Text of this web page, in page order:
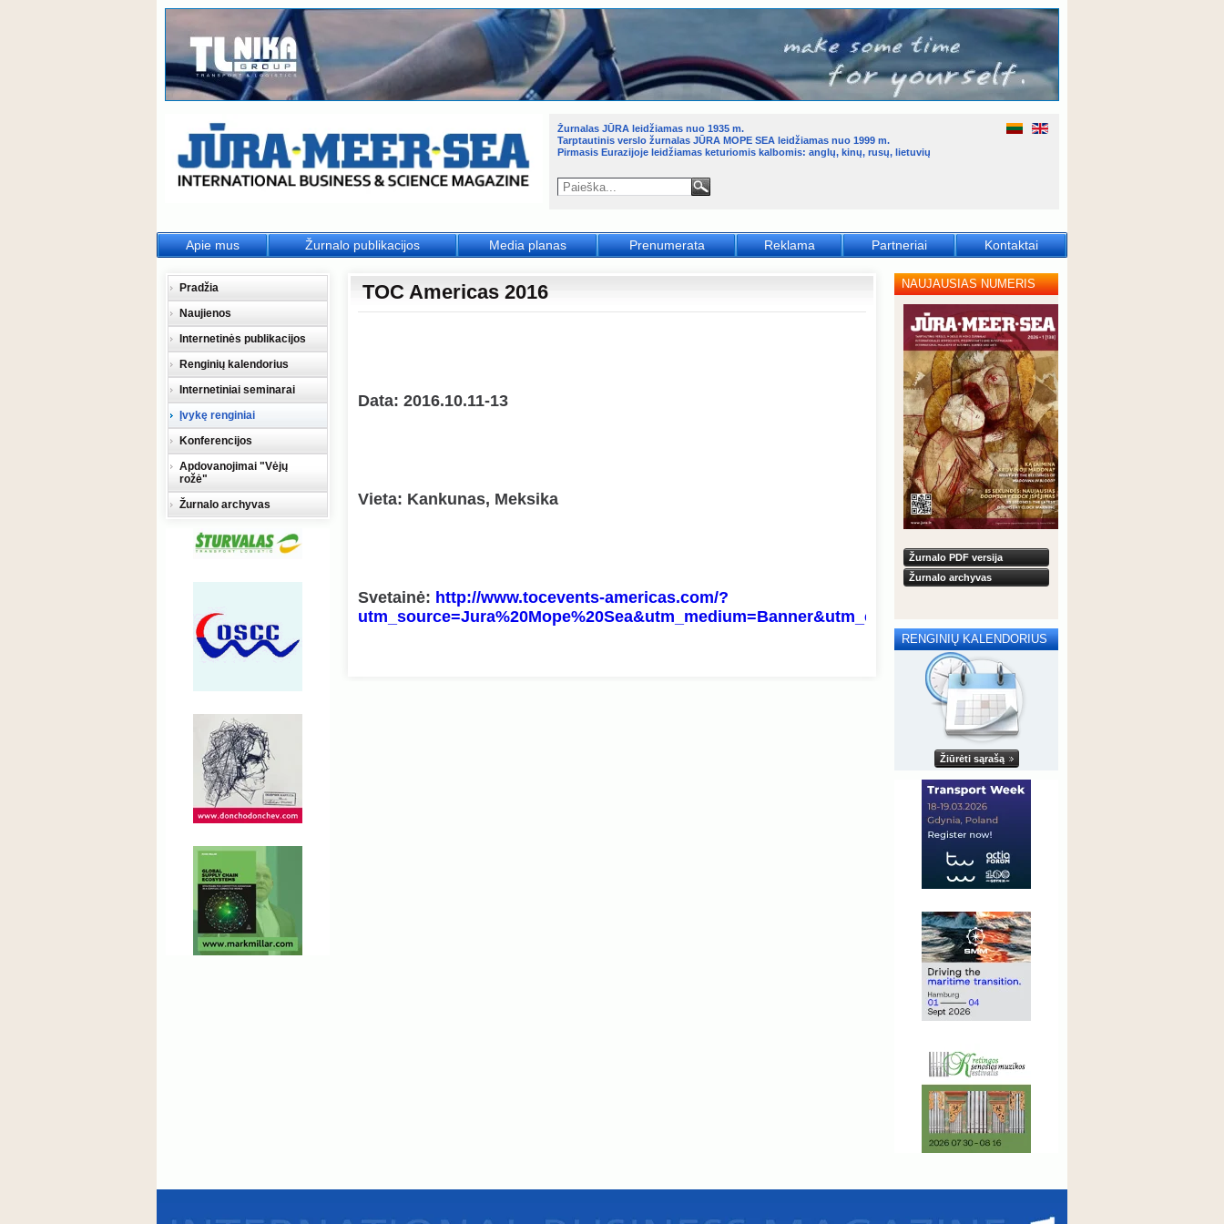
TOC Americas 2016
Data: 2016.10.11-13
Vieta: Kankunas, Meksika
Svetainė: http://www.tocevents-americas.com/?
Pradžia
Naujienos
Internetinės publikacijos
Renginių kalendorius
Internetiniai seminarai
Įvykę renginiai
Konferencijos
Apdovanojimai "Vėjų
rožė"
Žurnalo archyvas
NAUJAUSIAS NUMERIS
Žurnalo PDF versija
Žurnalo archyvas
RENGINIŲ KALENDORIUS
Žiūrėti sąrašą
Apie mus Žurnalo publikacijos Media planas Prenumerata Reklama Partneriai Kontaktai
Žurnalas JŪRA leidžiamas nuo 1935 m.
Tarptautinis verslo žurnalas JŪRA MOPE SEA leidžiamas nuo 1999 m.
Pirmasis Eurazijoje leidžiamas keturiomis kalbomis: anglų, kinų, rusų, lietuvių